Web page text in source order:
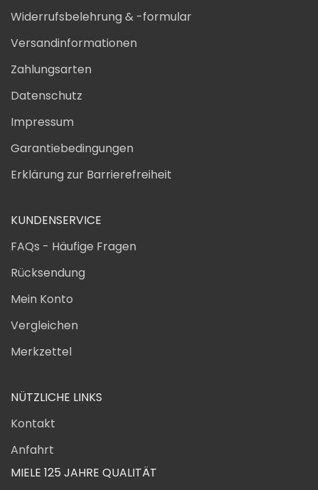
Widerrufsbelehrung & -formular
Versandinformationen
Zahlungsarten
Datenschutz
Impressum
Garantiebedingungen
Erklärung zur Barrierefreiheit
KUNDENSERVICE
FAQs - Häufige Fragen
Rücksendung
Mein Konto
Vergleichen
Merkzettel
NÜTZLICHE LINKS
Kontakt
Anfahrt
MIELE 125 JAHRE QUALITÄT